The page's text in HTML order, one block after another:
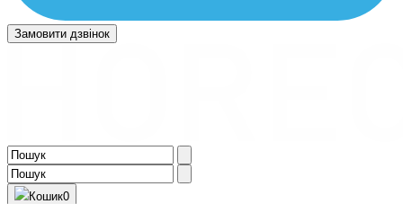
Замовити дзвінок
Кошик0